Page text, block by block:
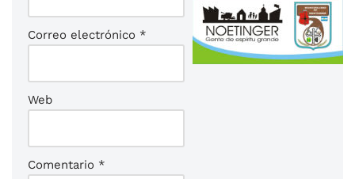
Correo electrónico *
Web
Comentario *